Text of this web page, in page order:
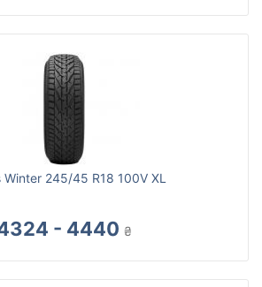
Winter 245/45 R18 100V XL
- 4440 ₴